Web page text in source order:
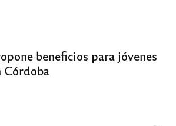
beneficios para jóvenes
Córdoba